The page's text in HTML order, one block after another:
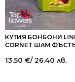
КУТИЯ БОНБОНИ
CORNET ШАМ
13.50 €/ 26.40 лв.